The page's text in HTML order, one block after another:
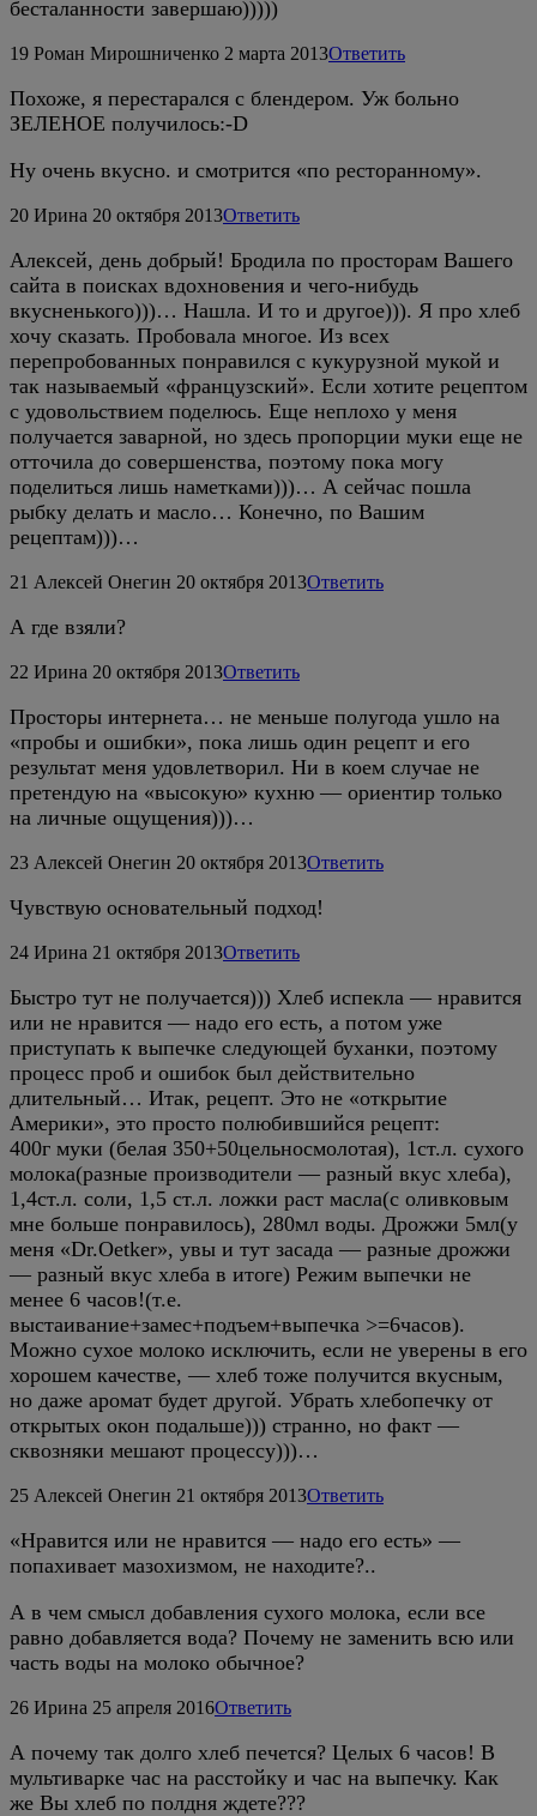
бесталанности завершаю)))))
19 Роман Мирошниченко 2 марта 2013Ответить
Похоже, я перестарался с блендером. Уж больно
ЗЕЛЕНОЕ получилось:-D
Ну очень вкусно. и смотрится «по ресторанному».
20 Ирина 20 октября 2013Ответить
Алексей, день добрый! Бродила по просторам Вашего
сайта в поисках вдохновения и чего-нибудь
вкусненького)))… Нашла. И то и другое))). Я про хлеб
хочу сказать. Пробовала многое. Из всех
перепробованных понравился с кукурузной мукой и
так называемый «французский». Если хотите рецептом
с удовольствием поделюсь. Еще неплохо у меня
получается заварной, но здесь пропорции муки еще не
отточила до совершенства, поэтому пока могу
поделиться лишь наметками)))… А сейчас пошла
рыбку делать и масло… Конечно, по Вашим
рецептам)))…
21 Алексей Онегин 20 октября 2013Ответить
А где взяли?
22 Ирина 20 октября 2013Ответить
Просторы интернета… не меньше полугода ушло на
«пробы и ошибки», пока лишь один рецепт и его
результат меня удовлетворил. Ни в коем случае не
претендую на «высокую» кухню — ориентир только
на личные ощущения)))…
23 Алексей Онегин 20 октября 2013Ответить
Чувствую основательный подход!
24 Ирина 21 октября 2013Ответить
Быстро тут не получается))) Хлеб испекла — нравится
или не нравится — надо его есть, а потом уже
приступать к выпечке следующей буханки, поэтому
процесс проб и ошибок был действительно
длительный… Итак, рецепт. Это не «открытие
Америки», это просто полюбившийся рецепт:
400г муки (белая 350+50цельносмолотая), 1ст.л. сухого
молока(разные производители — разный вкус хлеба),
1,4ст.л. соли, 1,5 ст.л. ложки раст масла(с оливковым
мне больше понравилось), 280мл воды. Дрожжи 5мл(у
меня «Dr.Oetker», увы и тут засада — разные дрожжи
— разный вкус хлеба в итоге) Режим выпечки не
менее 6 часов!(т.е.
выстаивание+замес+подъем+выпечка >=6часов).
Можно сухое молоко исключить, если не уверены в его
хорошем качестве, — хлеб тоже получится вкусным,
но даже аромат будет другой. Убрать хлебопечку от
открытых окон подальше))) странно, но факт —
сквозняки мешают процессу)))…
25 Алексей Онегин 21 октября 2013Ответить
«Нравится или не нравится — надо его есть» —
попахивает мазохизмом, не находите?..
А в чем смысл добавления сухого молока, если все
равно добавляется вода? Почему не заменить всю или
часть воды на молоко обычное?
26 Ирина 25 апреля 2016Ответить
А почему так долго хлеб печется? Целых 6 часов! В
мультиварке час на расстойку и час на выпечку. Как
же Вы хлеб по полдня ждете???